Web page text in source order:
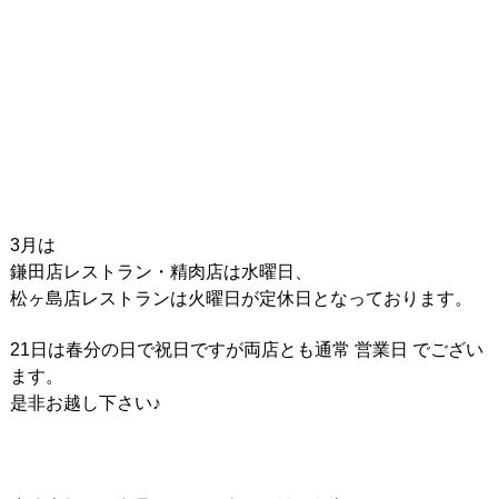
3月は
鎌田店レストラン・精肉店は水曜日、
松ヶ島店レストランは火曜日が定休日となっております。
21日は春分の日で祝日ですが両店とも通常 営業日 でござい
ます。
是非お越し下さい♪